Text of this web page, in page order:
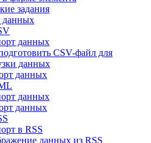
задания
данных
данных
CSV-файл для
данных
данных
данных
данных
в RSS
данных из RSS